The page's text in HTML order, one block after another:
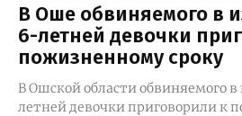
В Оше обвиняемого в
6-летней девочки
пожизненному сроку
В Ошской области обвиняемого
летней девочки приговорили к